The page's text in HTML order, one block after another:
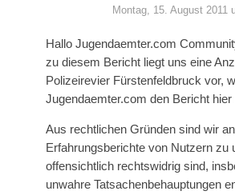
Montag, 15. August 2011
Hallo Jugendaemter.com
zu diesem Bericht liegt uns eine
Polizeirevier Fürstenfeldbruck vor,
Jugendaemter.com den Bericht hier
Aus rechtlichen Gründen sind wir
Erfahrungsberichte von Nutzern zu
offensichtlich rechtswidrig sind,
unwahre Tatsachenbehauptungen